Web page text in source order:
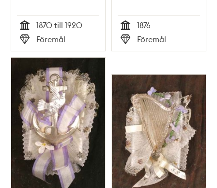
Tid
1870 till 1920
Typ
Föremål Tid
1876
Typ
Föremål